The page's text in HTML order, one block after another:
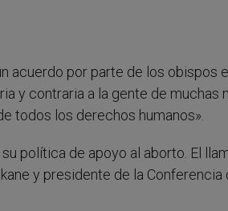
acuerdo por parte de los obispos
y contraria a la gente de muchas
todos los derechos humanos».
política de apoyo al aborto. El
y presidente de la